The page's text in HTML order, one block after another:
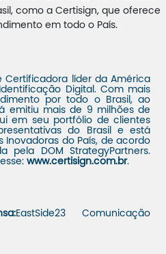
como a Certisign, que oferece
em todo o País.
Certificadora líder da América
Digital. Com mais
por todo o Brasil, ao
emitiu mais de 9 milhões de
em seu portfólio de clientes
do Brasil e está
Inovadoras do País, de acordo
pela DOM StrategyPartners.
www.certisign.com.br.
EastSide23 Comunicação